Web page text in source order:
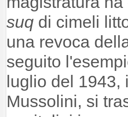
suq di cimeli
una revoca
seguito
luglio del 1943,
Mussolini, si